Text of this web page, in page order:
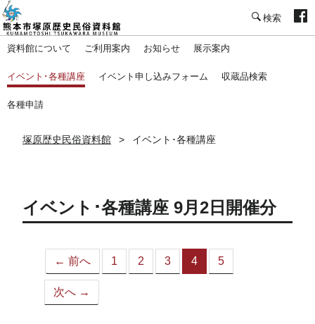
資料館について ご利用案内 お知らせ 展示案内
イベント･各種講座 イベント申し込みフォーム 収蔵品検索
各種申請
塚原歴史民俗資料館 イベント･各種講座
イベント･各種講座 9月2日開催分
← 前へ 1 2 3 4
（こ
5
次へ →